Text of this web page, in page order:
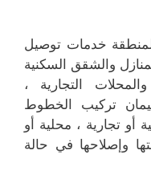
خدمات توصيل
والشقق السكنية
التجارية ،
تركيب الخطوط
تجارية ، محلية أو
وإصلاحها في حالة